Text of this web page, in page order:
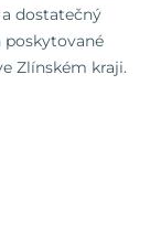
dostatečný
poskytované
Zlínském kraji.